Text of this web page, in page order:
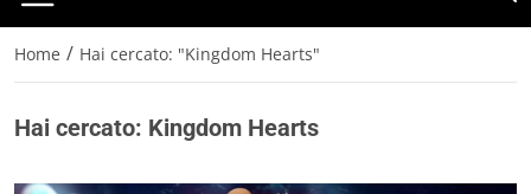
Home / Hai cercato: "Kingdom Hearts"
Hai cercato: Kingdom Hearts